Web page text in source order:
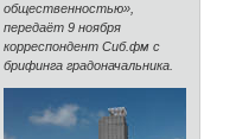
общественностью»,
передаёт 9 ноября
корреспондент Сиб.фм с
брифинга градоначальника.